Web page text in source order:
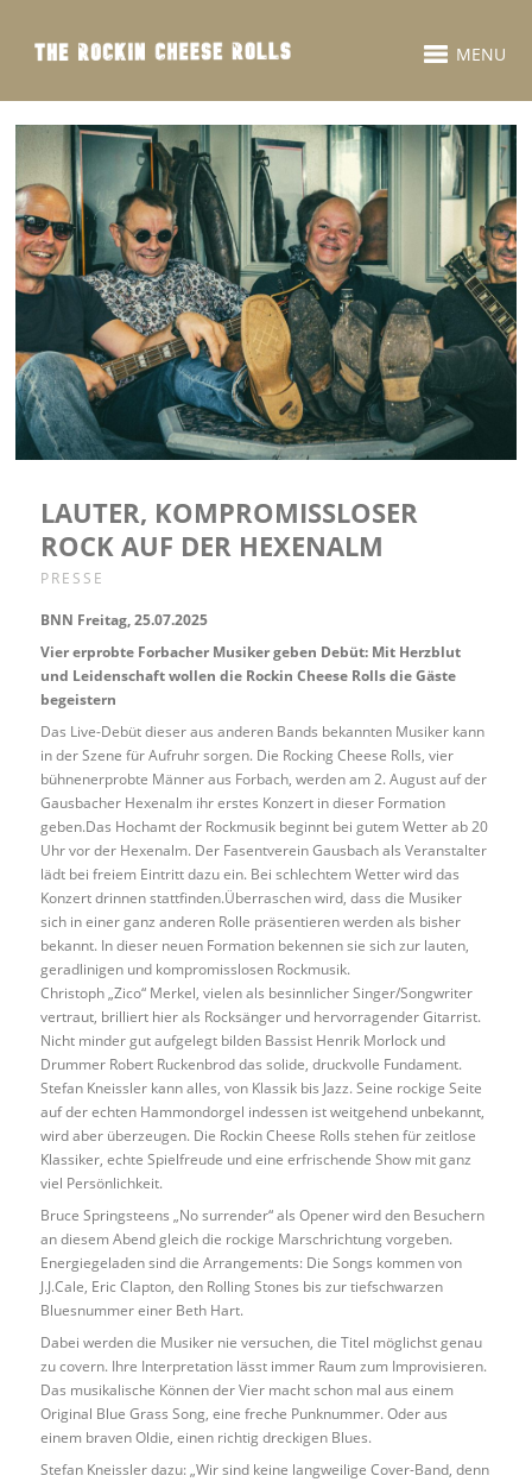
MENU
LAUTER, KOMPROMISSLOSER
ROCK AUF DER HEXENALM
PRESSE
BNN Freitag, 25.07.2025
Vier erprobte Forbacher Musiker geben Debüt: Mit Herzblut
und Leidenschaft wollen die Rockin Cheese Rolls die Gäste
begeistern
Das Live-Debüt dieser aus anderen Bands bekannten Musiker kann
in der Szene für Aufruhr sorgen. Die Rocking Cheese Rolls, vier
bühnenerprobte Männer aus Forbach, werden am 2. August auf der
Gausbacher Hexenalm ihr erstes Konzert in dieser Formation
geben.Das Hochamt der Rockmusik beginnt bei gutem Wetter ab 20
Uhr vor der Hexenalm. Der Fasentverein Gausbach als Veranstalter
lädt bei freiem Eintritt dazu ein. Bei schlechtem Wetter wird das
Konzert drinnen stattfinden.Überraschen wird, dass die Musiker
sich in einer ganz anderen Rolle präsentieren werden als bisher
bekannt. In dieser neuen Formation bekennen sie sich zur lauten,
geradlinigen und kompromisslosen Rockmusik.
Christoph „Zico“ Merkel, vielen als besinnlicher Singer/Songwriter
vertraut, brilliert hier als Rocksänger und hervorragender Gitarrist.
Nicht minder gut aufgelegt bilden Bassist Henrik Morlock und
Drummer Robert Ruckenbrod das solide, druckvolle Fundament.
Stefan Kneissler kann alles, von Klassik bis Jazz. Seine rockige Seite
auf der echten Hammondorgel indessen ist weitgehend unbekannt,
wird aber überzeugen. Die Rockin Cheese Rolls stehen für zeitlose
Klassiker, echte Spielfreude und eine erfrischende Show mit ganz
viel Persönlichkeit.
Bruce Springsteens „No surrender“ als Opener wird den Besuchern
an diesem Abend gleich die rockige Marschrichtung vorgeben.
Energiegeladen sind die Arrangements: Die Songs kommen von
J.J.Cale, Eric Clapton, den Rolling Stones bis zur tiefschwarzen
Bluesnummer einer Beth Hart.
Dabei werden die Musiker nie versuchen, die Titel möglichst genau
zu covern. Ihre Interpretation lässt immer Raum zum Improvisieren.
Das musikalische Können der Vier macht schon mal aus einem
Original Blue Grass Song, eine freche Punknummer. Oder aus
einem braven Oldie, einen richtig dreckigen Blues.
Stefan Kneissler dazu: „Wir sind keine langweilige Cover-Band, denn